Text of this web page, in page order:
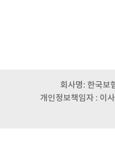
회사명: 한국보
개인정보책임자 :